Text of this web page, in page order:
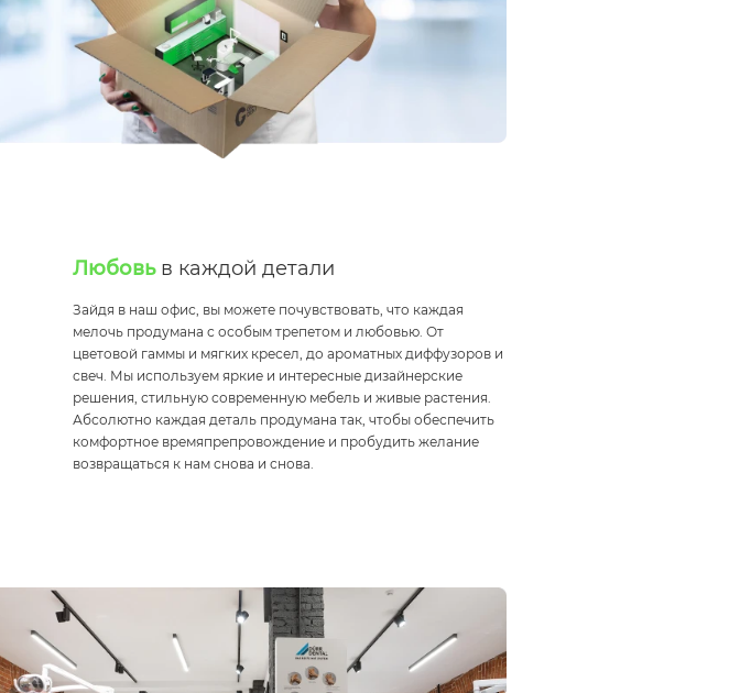
Любовьв каждой детали
Зайдя в наш офис, вы можете почувствовать, что каждая
мелочь продумана с особым трепетом и любовью. От
цветовой гаммы и мягких кресел, до ароматных диффузоров и
свеч. Мы используем яркие и интересные дизайнерские
решения, стильную современную мебель и живые растения.
Абсолютно каждая деталь продумана так, чтобы обеспечить
комфортное времяпрепровождение и пробудить желание
возвращаться к нам снова и снова.